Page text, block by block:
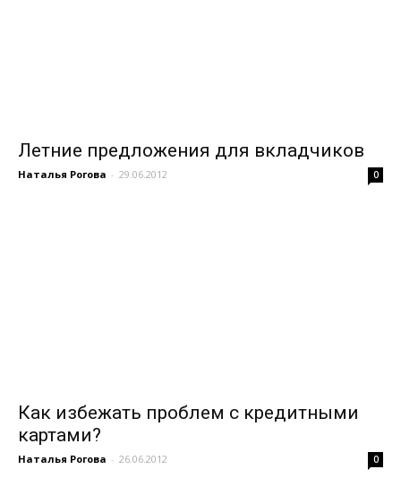
Летние предложения для вкладчиков
Наталья Рогова - 29.06.2012 0
Как избежать проблем с кредитными
картами?
Наталья Рогова - 26.06.2012 0